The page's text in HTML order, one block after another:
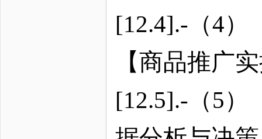
[12.4].-（4）
【商品推广
[12.5].-（5）